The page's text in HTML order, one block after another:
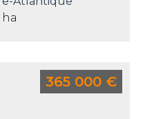
ha
365 000 €